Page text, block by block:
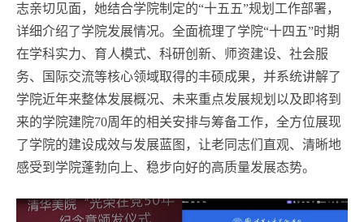
志亲切见面，她结合学院制定的“十五五”规划工作部署，
详细介绍了学院发展情况。全面梳理了学院“十四五”时期
在学科实力、育人模式、科研创新、师资建设、社会服
务、国际交流等核心领域取得的丰硕成果，并系统讲解了
学院近年来整体发展概况、未来重点发展规划以及即将到
来的学院建院70周年的相关安排与筹备工作，全方位展现
了学院的建设成效与发展蓝图，让老同志们直观、清晰地
感受到学院蓬勃向上、稳步向好的高质量发展态势。